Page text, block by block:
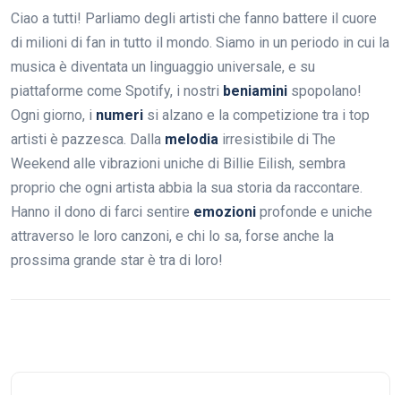
Ciao a tutti! Parliamo degli artisti che fanno battere il cuore
di milioni di fan in tutto il mondo. Siamo in un periodo in cui la
musica è diventata un linguaggio universale, e su
piattaforme come Spotify, i nostri beniamini spopolano!
Ogni giorno, i numeri si alzano e la competizione tra i top
artisti è pazzesca. Dalla melodia irresistibile di The
Weekend alle vibrazioni uniche di Billie Eilish, sembra
proprio che ogni artista abbia la sua storia da raccontare.
Hanno il dono di farci sentire emozioni profonde e uniche
attraverso le loro canzoni, e chi lo sa, forse anche la
prossima grande star è tra di loro!